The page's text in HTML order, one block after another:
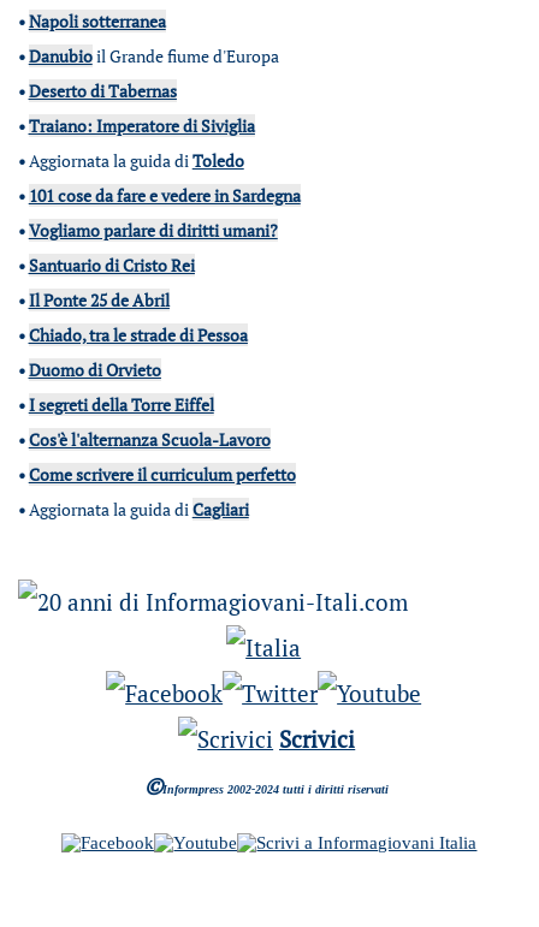
•Napoli sotterranea
•Danubioil Grande fiume d'Europa
•Deserto di Tabernas
•Traiano: Imperatore di Siviglia
•Aggiornata la guida diToledo
• 101 cose da fare e vedere in Sardegna
•Vogliamo parlare di diritti umani?
•Santuario di Cristo Rei
•Il Ponte 25 de Abril
•Chiado, tra le strade di Pessoa
•Duomo di Orvieto
•I segreti della Torre Eiffel
•Cos'è l'alternanza Scuola-Lavoro
•Come scrivere il curriculum perfetto
•Aggiornata la guida diCagliari
Scrivici
©Informpress 2002-2024 tutti i diritti riservati